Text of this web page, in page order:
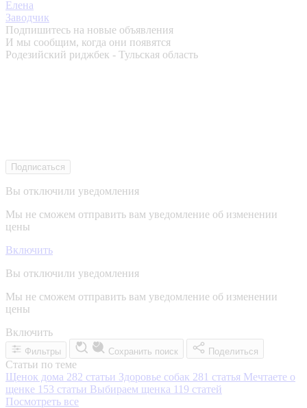
Елена
Заводчик
Подпишитесь на новые объявления
И мы сообщим, когда они появятся
Родезийский риджбек - Тульская область
Подписаться
Вы отключили уведомления
Мы не сможем отправить вам уведомление об изменении
цены
Включить
Вы отключили уведомления
Мы не сможем отправить вам уведомление об изменении
цены
Включить
Фильтры Сохранить поиск Поделиться
Статьи по теме
Щенок дома 282 статьи Здоровье собак 281 статья Мечтаете о
щенке 153 статьи Выбираем щенка 119 статей
Посмотреть все